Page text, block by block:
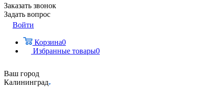
Заказать звонок
Задать вопрос
Войти
Корзина0
Избранные товары0
Ваш город
Калининград